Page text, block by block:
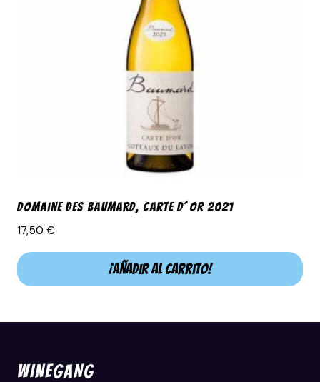
Domaine Des Baumard, Carte d´Or 2021
17,50 €
¡Añadir al carrito!
WINEGANG